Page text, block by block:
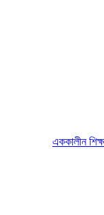
এককালীন শিক্ষা